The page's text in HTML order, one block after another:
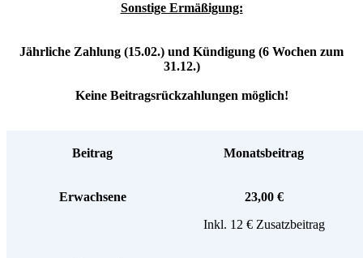
Sonstige Ermäßigung:
Jährliche Zahlung (15.02.) und Kündigung (6 Wochen zum
31.12.)
Keine Beitragsrückzahlungen möglich!
Beitrag Monatsbeitrag
Erwachsene
23,00 €
Inkl. 12 € Zusatzbeitrag